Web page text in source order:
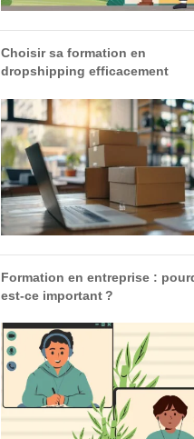
Choisir sa formation en
dropshipping efficacement
Formation en entreprise :
est-ce important ?